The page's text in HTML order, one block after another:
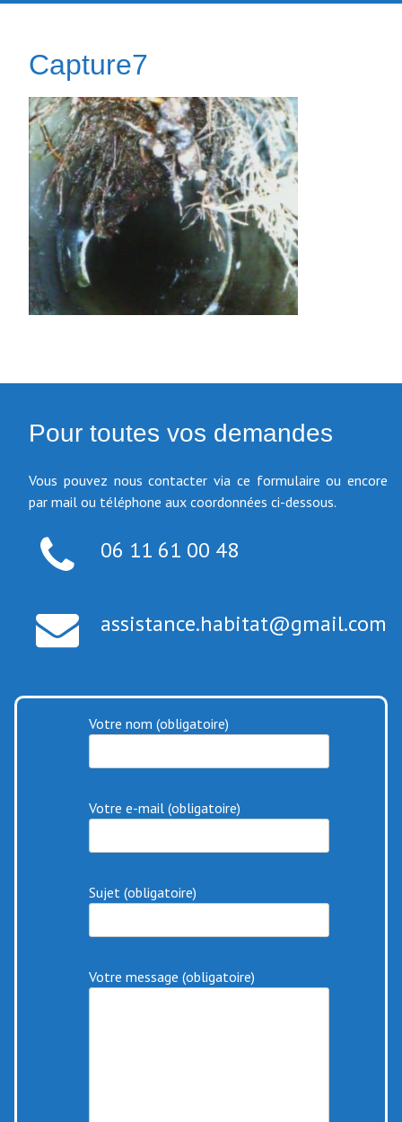
Capture7
Pour toutes vos demandes
Vous pouvez nous contacter via ce formulaire ou encore
par mail ou téléphone aux coordonnées ci-dessous.
06 11 61 00 48
assistance.habitat@gmail.com
Votre nom (obligatoire)
Votre e-mail (obligatoire)
Sujet (obligatoire)
Votre message (obligatoire)